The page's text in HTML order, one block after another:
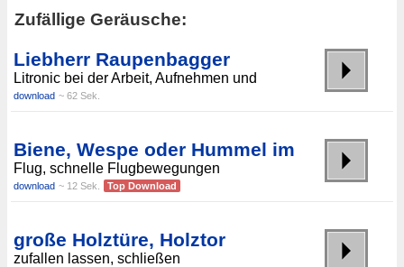
Zufällige Geräusche:
Liebherr Raupenbagger
Litronic bei der Arbeit, Aufnehmen und
download ~ 62 Sek.
Biene, Wespe oder Hummel im
Flug, schnelle Flugbewegungen
download ~ 12 Sek. Top Download
große Holztüre, Holztor
zufallen lassen, schließen